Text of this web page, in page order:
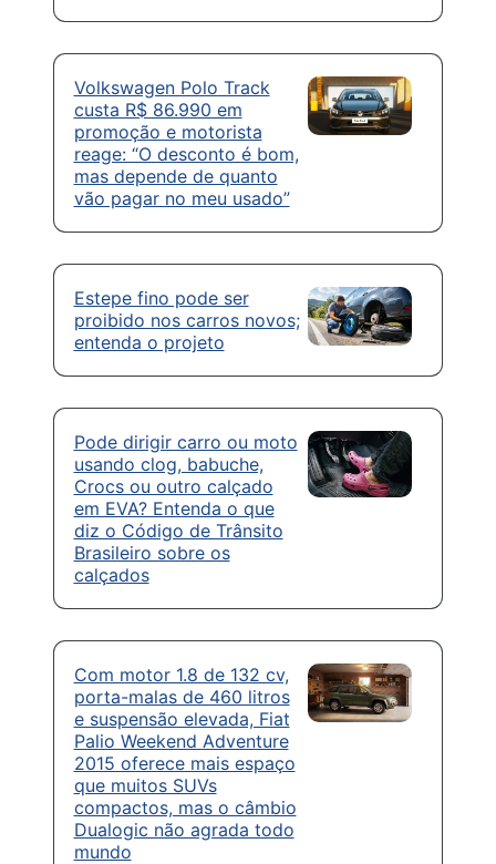
Volkswagen Polo Track
custa R$ 86.990 em
promoção e motorista
reage: “O desconto é bom,
mas depende de quanto
vão pagar no meu usado”
Estepe fino pode ser
proibido nos carros novos;
entenda o projeto
Pode dirigir carro ou moto
usando clog, babuche,
Crocs ou outro calçado
em EVA? Entenda o que
diz o Código de Trânsito
Brasileiro sobre os
calçados
Com motor 1.8 de 132 cv,
porta-malas de 460 litros
e suspensão elevada, Fiat
Palio Weekend Adventure
2015 oferece mais espaço
que muitos SUVs
compactos, mas o câmbio
Dualogic não agrada todo
mundo